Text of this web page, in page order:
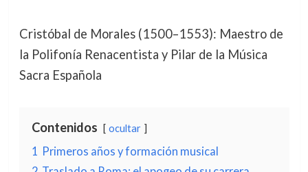
Cristóbal de Morales (1500–1553): Maestro de
la Polifonía Renacentista y Pilar de la Música
Sacra Española
Contenidos ocultar
1 Primeros años y formación musical